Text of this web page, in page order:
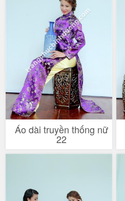
Áo dài truyền thống nữ
22